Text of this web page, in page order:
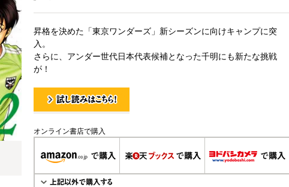
昇格を決めた「東京ワンダーズ」新シーズンに向けキャンプに突
入。
さらに、アンダー世代日本代表候補となった千明にも新たな挑戦
が！
オンライン書店で購入